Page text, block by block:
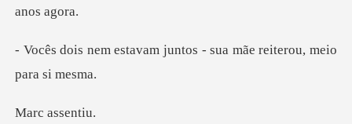
m juntos - sua mãe reit
ass